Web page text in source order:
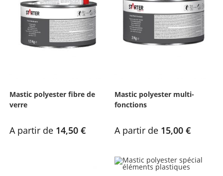
Mastic polyester fibre de
verre
A partir de 14,50 €
Mastic polyester multi-
fonctions
A partir de 15,00€